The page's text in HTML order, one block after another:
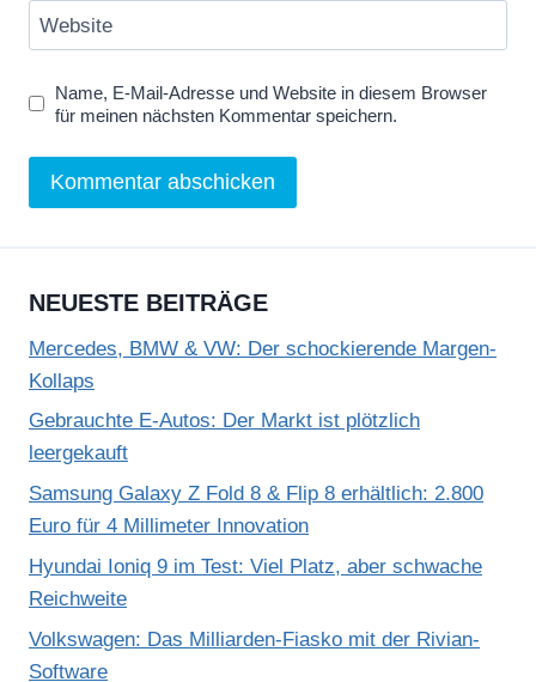
Website
Name, E-Mail-Adresse und Website in diesem Browser
für meinen nächsten Kommentar speichern.
NEUESTE BEITRÄGE
Mercedes, BMW & VW: Der schockierende Margen-
Kollaps
Gebrauchte E-Autos: Der Markt ist plötzlich
leergekauft
Samsung Galaxy Z Fold 8 & Flip 8 erhältlich: 2.800
Euro für 4 Millimeter Innovation
Hyundai Ioniq 9 im Test: Viel Platz, aber schwache
Reichweite
Volkswagen: Das Milliarden-Fiasko mit der Rivian-
Software